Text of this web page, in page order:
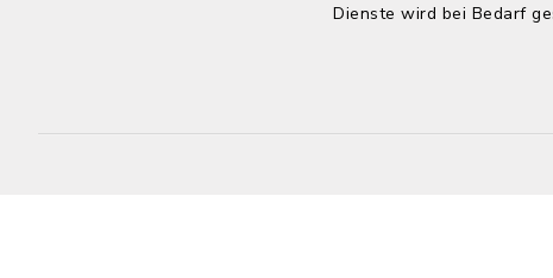
Dienste wird bei Bedarf